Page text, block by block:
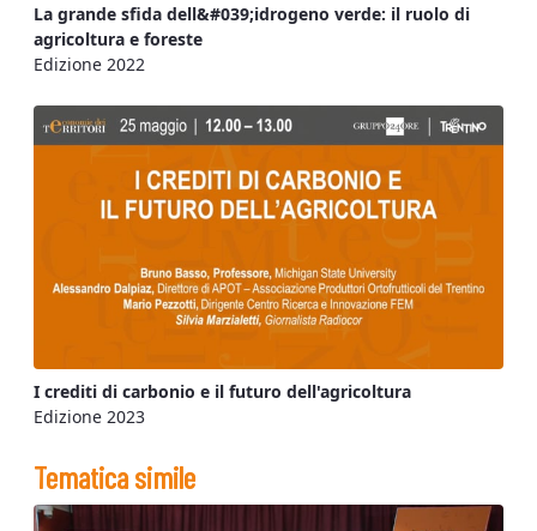
La grande sfida dell&#039;idrogeno verde: il ruolo di
agricoltura e foreste
Edizione 2022
I crediti di carbonio e il futuro dell'agricoltura
Edizione 2023
Tematica simile